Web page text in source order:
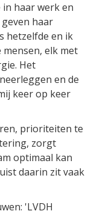
haar werk en
haar
hetzelfde en ik
elk met
Het
en de
keer op keer
prioriteiten te
zorgt
optimaal kan
daarin zit vaak
'LVDH